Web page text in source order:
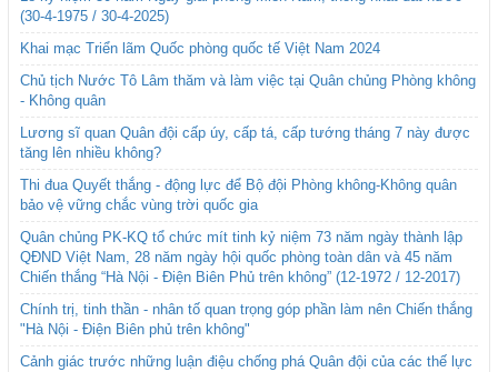
(30-4-1975 / 30-4-2025)
Khai mạc Triển lãm Quốc phòng quốc tế Việt Nam 2024
Chủ tịch Nước Tô Lâm thăm và làm việc tại Quân chủng Phòng không
- Không quân
Lương sĩ quan Quân đội cấp úy, cấp tá, cấp tướng tháng 7 này được
tăng lên nhiều không?
Thi đua Quyết thắng - động lực để Bộ đội Phòng không-Không quân
bảo vệ vững chắc vùng trời quốc gia
Quân chủng PK-KQ tổ chức mít tinh kỷ niệm 73 năm ngày thành lập
QĐND Việt Nam, 28 năm ngày hội quốc phòng toàn dân và 45 năm
Chiến thắng “Hà Nội - Điện Biên Phủ trên không” (12-1972 / 12-2017)
Chính trị, tinh thần - nhân tố quan trọng góp phần làm nên Chiến thắng
"Hà Nội - Điện Biên phủ trên không"
Cảnh giác trước những luận điệu chống phá Quân đội của các thế lực